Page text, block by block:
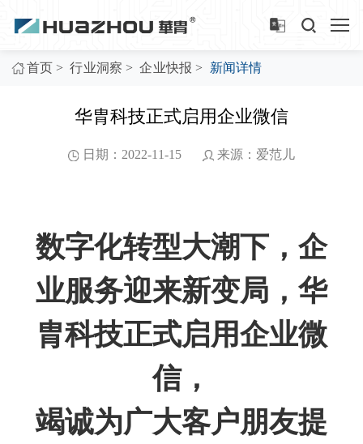
首页 > 行业洞察 > 企业快报 > 新闻详情
华胄科技正式启用企业微信
日期：2022-11-15 来源：爱范儿
数字化转型大潮下，企
业服务迎来新变局，华
胄科技正式启用企业微
信，
竭诚为广大客户朋友提